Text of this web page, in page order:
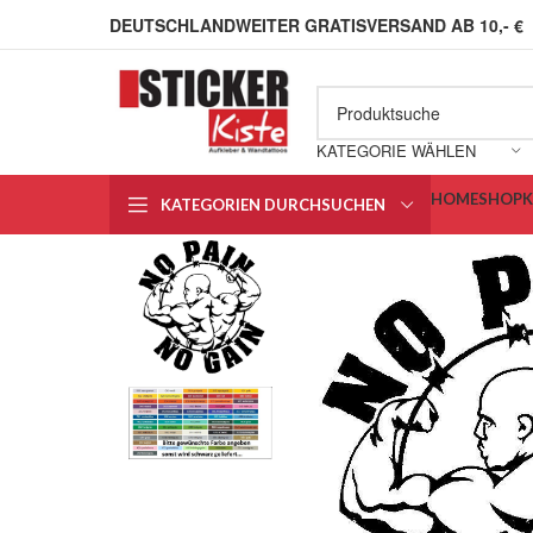
DEUTSCHLANDWEITER GRATISVERSAND AB 10,- €
KATEGORIE WÄHLEN
KATEGORIEN DURCHSUCHEN HOMESHOP